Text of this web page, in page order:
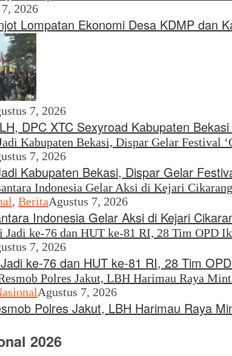
2026
Lompatan Ekonomi Desa KDMP dan
7, 2026
DPC XTC Sexyroad Kabupaten
7, 2026
Kabupaten Bekasi, Dispar Gelar
, BeritaAgustus 7, 2026
Indonesia Gelar Aksi di Kejari
7, 2026
ke-76 dan HUT ke-81 RI, 28 Tim
Agustus 7, 2026
Polres Jakut, LBH Harimau Raya
2026